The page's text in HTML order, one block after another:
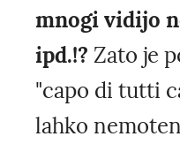
mnogi vidijo
ipd.!? Zato je
"capo di tutti
lahko